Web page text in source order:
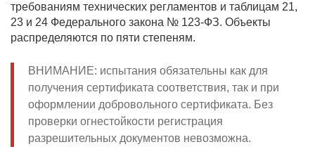
требованиям технических регламентов и таблицам 21,
23 и 24 Федерального закона № 123-ФЗ. Объекты
распределяются по пяти степеням.
ВНИМАНИЕ: испытания обязательны как для
получения сертификата соответствия, так и при
оформлении добровольного сертификата. Без
проверки огнестойкости регистрация
разрешительных документов невозможна.